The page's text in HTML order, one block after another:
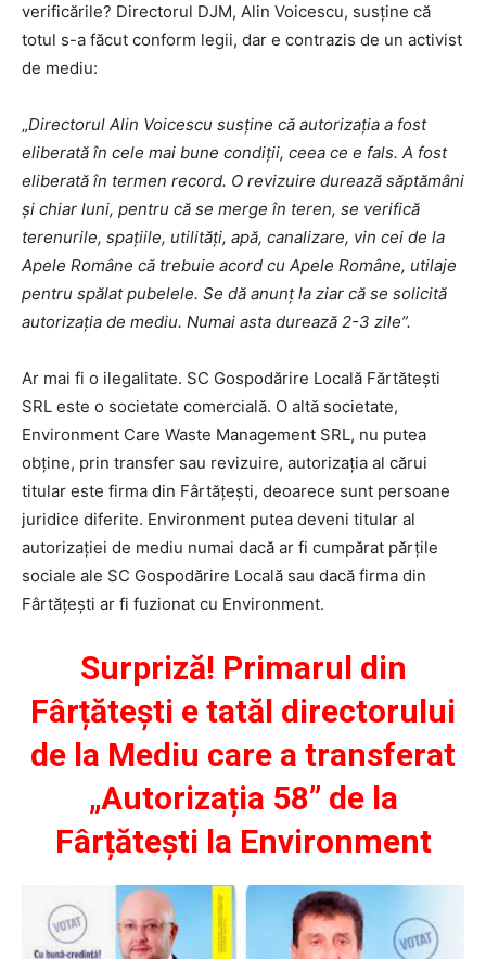
verificările? Directorul DJM, Alin Voicescu, susține că
totul s-a făcut conform legii, dar e contrazis de un activist
de mediu:
„Directorul Alin Voicescu susține că autorizația a fost
eliberată în cele mai bune condiții, ceea ce e fals. A fost
eliberată în termen record. O revizuire durează săptămâni
și chiar luni, pentru că se merge în teren, se verifică
terenurile, spațiile, utilități, apă, canalizare, vin cei de la
Apele Române că trebuie acord cu Apele Române, utilaje
pentru spălat pubelele. Se dă anunț la ziar că se solicită
autorizația de mediu. Numai asta durează 2-3 zile”.
Ar mai fi o ilegalitate. SC Gospodărire Locală Fărtătești
SRL este o societate comercială. O altă societate,
Environment Care Waste Management SRL, nu putea
obține, prin transfer sau revizuire, autorizația al cărui
titular este firma din Fârtățești, deoarece sunt persoane
juridice diferite. Environment putea deveni titular al
autorizației de mediu numai dacă ar fi cumpărat părțile
sociale ale SC Gospodărire Locală sau dacă firma din
Fârtățești ar fi fuzionat cu Environment.
Surpriză! Primarul din
Fârțătești e tatăl directorului
de la Mediu care a transferat
„Autorizația 58” de la
Fârțătești la Environment